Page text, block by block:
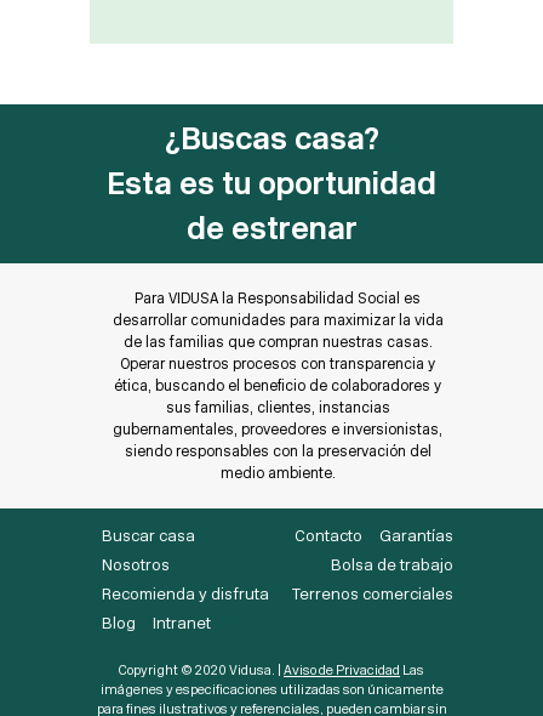
¿Buscas casa?
Esta es tu oportunidad
de estrenar
Para VIDUSA la Responsabilidad Social es
desarrollar comunidades para maximizar la vida
de las familias que compran nuestras casas.
Operar nuestros procesos con transparencia y
ética, buscando el beneficio de colaboradores y
sus familias, clientes, instancias
gubernamentales, proveedores e inversionistas,
siendo responsables con la preservación del
medio ambiente.
Buscar casa
Nosotros
Recomienda y disfruta
Blog
Intranet
Contacto
Garantías
Bolsa de trabajo
Terrenos comerciales
Copyright © 2020 Vidusa. | Aviso de Privacidad Las
imágenes y especificaciones utilizadas son únicamente
para fines ilustrativos y referenciales, pueden cambiar sin